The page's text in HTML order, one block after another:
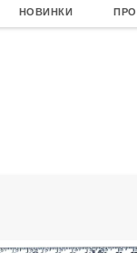
НОВИНКИ